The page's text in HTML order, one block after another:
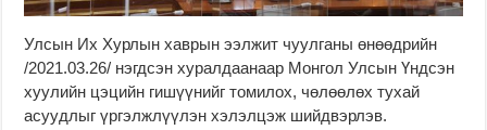
Улсын Их Хурлын хаврын ээлжит чуулганы өнөөдрийн
/2021.03.26/ нэгдсэн хуралдаанаар Монгол Улсын Үндсэн
хуулийн цэцийн гишүүнийг томилох, чөлөөлөх тухай
асуудлыг үргэлжлүүлэн хэлэлцэж шийдвэрлэв.